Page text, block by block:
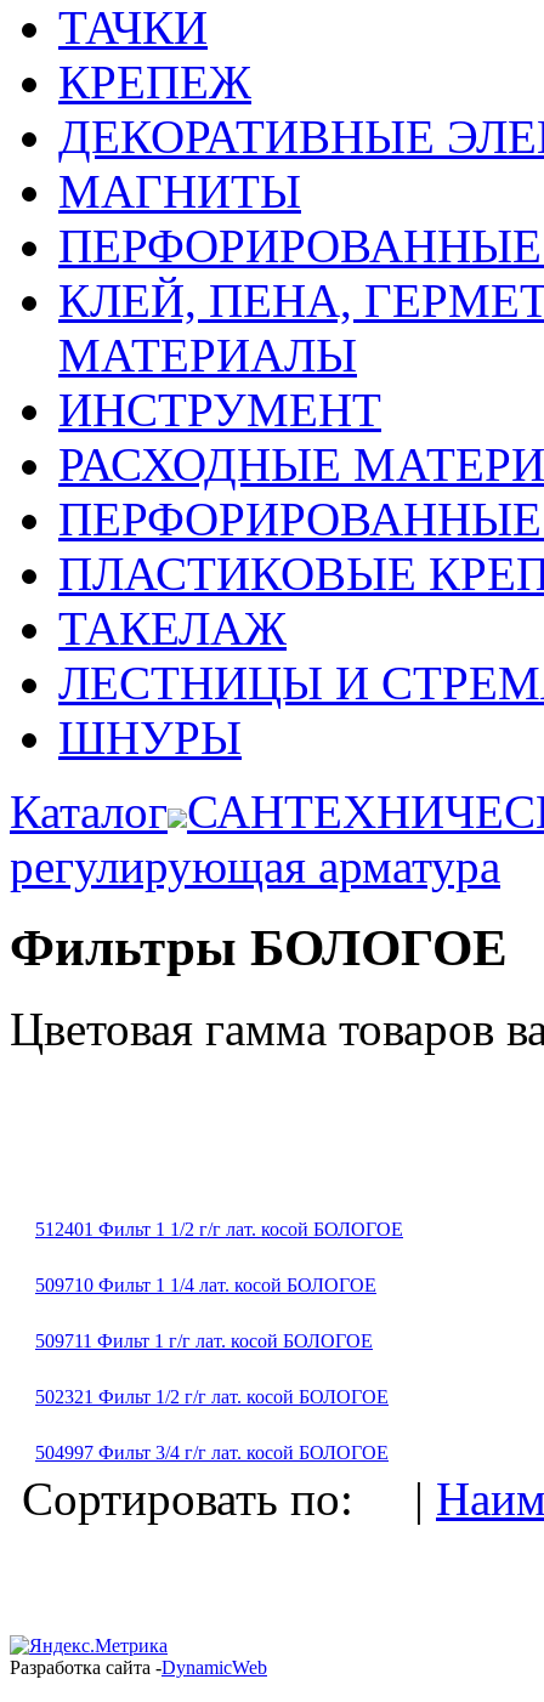
ТАЧКИ
КРЕПЕЖ
ДЕКОРАТИВНЫЕ
МАГНИТЫ
КЛЕЙ, ПЕНА,
МАТЕРИАЛЫ
ИНСТРУМЕНТ
РАСХОДНЫЕ
ПЛАСТИКОВЫЕ
ТАКЕЛАЖ
ЛЕСТНИЦЫ И
ШНУРЫ
Каталог
регулирующая арматура
Фильтры БОЛОГОЕ
Цветовая гамма товаров
512401 Фильт 1 1/2 г/г лат. косой БОЛОГОЕ
509710 Фильт 1 1/4 лат. косой БОЛОГОЕ
509711 Фильт 1 г/г лат. косой БОЛОГОЕ
502321 Фильт 1/2 г/г лат. косой БОЛОГОЕ
504997 Фильт 3/4 г/г лат. косой БОЛОГОЕ
Сортировать по: |
Разработка сайта -DynamicWeb